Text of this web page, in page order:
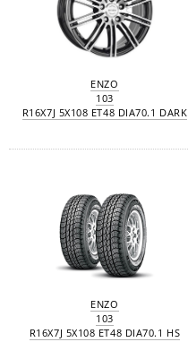
ENZO
103
R16X7J 5X108 ET48 DIA70.1 DARK
ENZO
103
R16X7J 5X108 ET48 DIA70.1 HS